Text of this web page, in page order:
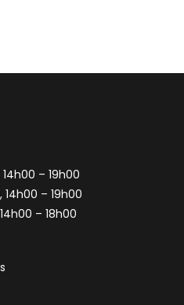
– 19h00
14h00 – 19h00
– 18h00